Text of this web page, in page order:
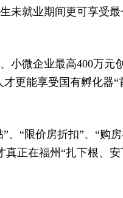
未就业期间更可享受
小微企业最高400万元
更能享受国有孵化器“
、“限价房折扣”、“购
正在福州“扎下根、安